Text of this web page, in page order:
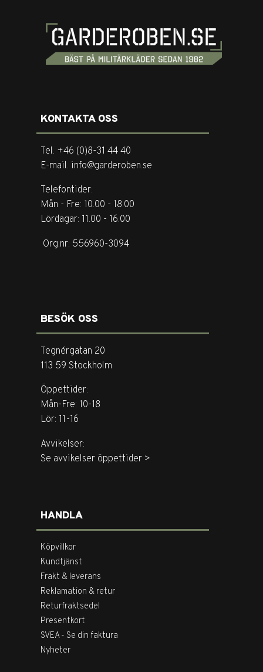
KONTAKTA OSS
Tel. +46 (0)8-31 44 40
E-mail. info@garderoben.se
Telefontider:
Mån - Fre: 10.00 - 18.00
Lördagar: 11.00 - 16.00
Org.nr: 556960-3094
BESÖK OSS
Tegnérgatan 20
113 59 Stockholm
Öppettider:
Mån-Fre: 10-18
Lör: 11-16
Avvikelser:
Se avvikelser öppettider >
HANDLA
Köpvillkor
Kundtjänst
Frakt & leverans
Reklamation & retur
Returfraktsedel
Presentkort
SVEA - Se din faktura
Nyheter